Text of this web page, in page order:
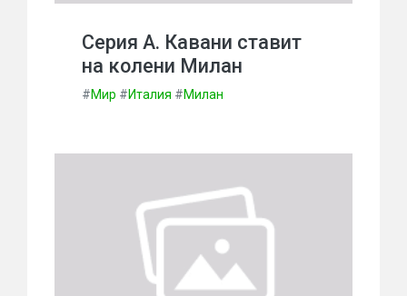
Серия А. Кавани ставит
на колени Милан
#Мир #Италия #Милан